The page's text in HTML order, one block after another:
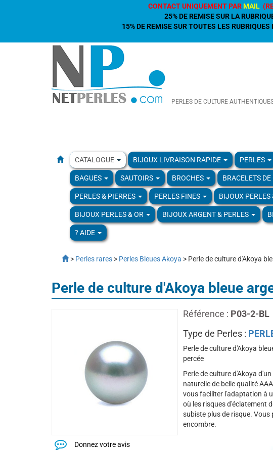
CONTACT UNIQUEMENT PAR MAIL
25% DE REMISE SUR LA
15% DE REMISE SUR TOUTES LES
PERLES DE CULTURE
CATALOGUE BIJOUX LIVRAISON RAPIDE PERLES
BAGUES SAUTOIRS BROCHES BRACELETS
PERLES & PIERRES PERLES FINES BIJOUX PERLES
BIJOUX PERLES & OR BIJOUX ARGENT & PERLES
? AIDE
> Perles rares > Perles Bleues Akoya > Perle de culture d'Akoya
Perle de culture d'Akoya bleue
Donnez votre avis
Référence : P03-2-BL
Type de Perles :
Perle de culture d'Akoya
percée
Perle de culture d'Akoya
naturelle de belle qualité
vous faciliter l'adaptation à
où les risques d'éclatement
subiste plus de risque. Vous
encombre.